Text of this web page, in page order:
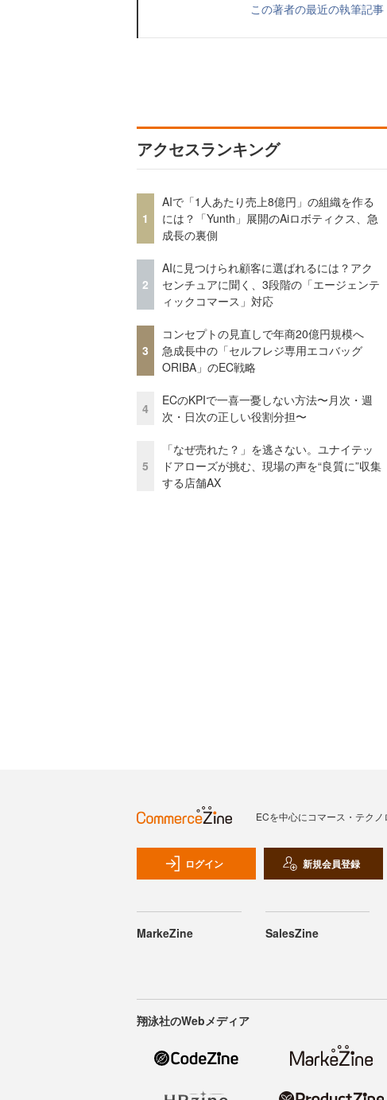
この著者の最近の執筆記事
アクセスランキング
1
AIで「1人あたり売上8億円」の組織を作る
には？「Yunth」展開のAiロボティクス、急
成長の裏側
2
AIに見つけられ顧客に選ばれるには？アク
センチュアに聞く、3段階の「エージェンテ
ィックコマース」対応
3
コンセプトの見直しで年商20億円規模へ
急成長中の「セルフレジ専用エコバッグ
ORIBA」のEC戦略
4
ECのKPIで一喜一憂しない方法〜月次・週
次・日次の正しい役割分担〜
5
「なぜ売れた？」を逃さない。ユナイテッ
ドアローズが挑む、現場の声を“良質に”収集
する店舗AX
ECを中心にコマース・テク
ログイン 新規会員登録
MarkeZine SalesZine
翔泳社のWebメディア